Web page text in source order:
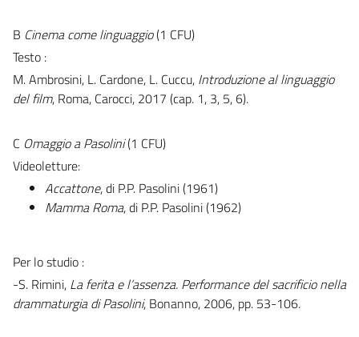
B Cinema come linguaggio(1 CFU)
Testo :
M. Ambrosini, L. Cardone, L. Cuccu, Introduzione al linguaggio
del film, Roma, Carocci, 2017 (cap. 1, 3, 5, 6).
C Omaggio a Pasolini(1 CFU)
Videoletture:
Accattone, di P.P. Pasolini (1961)
Mamma Roma, di P.P. Pasolini (1962)
Per lo studio :
-S. Rimini, La ferita e l’assenza. Performance del sacrificio nella
drammaturgia di Pasolini, Bonanno, 2006, pp. 53-106.